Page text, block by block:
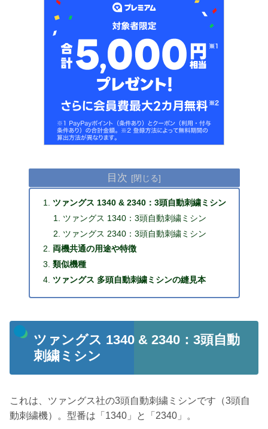
目次
ツァングス 1340 & 2340：3頭自動刺繍ミシン
ツァングス 1340：3頭自動刺繍ミシン
ツァングス 2340：3頭自動刺繍ミシン
両機共通の用途や特徴
類似機種
ツァングス 多頭自動刺繍ミシンの縫見本
ツァングス 1340 & 2340：3頭自動
刺繍ミシン
これは、ツァングス社の3頭自動刺繍ミシンです（3頭自
動刺繍機）。型番は「1340」と「2340」。